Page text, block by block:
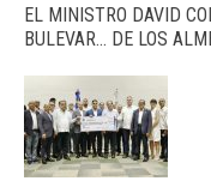
EL MINISTRO DAVID
BULEVAR… DE LOS